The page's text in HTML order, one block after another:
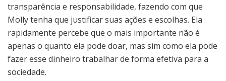
transparência e responsabilidade, fazendo com que
Molly tenha que justificar suas ações e escolhas. Ela
rapidamente percebe que o mais importante não é
apenas o quanto ela pode doar, mas sim como ela pode
fazer esse dinheiro trabalhar de forma efetiva para a
sociedade.